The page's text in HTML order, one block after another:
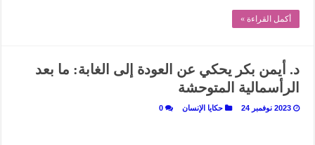
أكمل القراءة »
د. أيمن بكر يحكي عن العودة إلى الغابة: ما بعد
الرأسمالية المتوحشة
2023 نوفمبر 24 حكايا الإنسان 0